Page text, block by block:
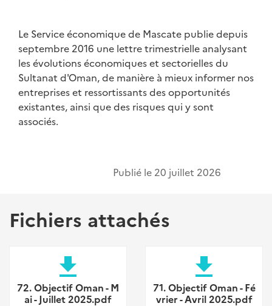
Le Service économique de Mascate publie depuis
septembre 2016 une lettre trimestrielle analysant
les évolutions économiques et sectorielles du
Sultanat d'Oman, de manière à mieux informer nos
entreprises et ressortissants des opportunités
existantes, ainsi que des risques qui y sont
associés.
Publié le 20 juillet 2026
Fichiers attachés
file_download
72. Objectif Oman - M
ai - Juillet 2025.pdf
file_download
71. Objectif Oman - Fé
vrier - Avril 2025.pdf